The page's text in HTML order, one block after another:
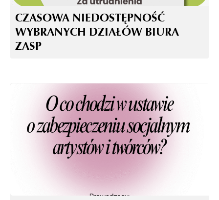
CZASOWA NIEDOSTĘPNOŚĆ
WYBRANYCH DZIAŁÓW BIURA
ZASP